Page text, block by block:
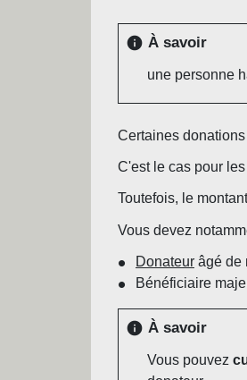
info À savoir
une personne
Certaines
C'est le cas pour les
Toutefois, le
Vous devez
Donateur âgé de
Bénéficiaire
info À savoir
Vous pouvez